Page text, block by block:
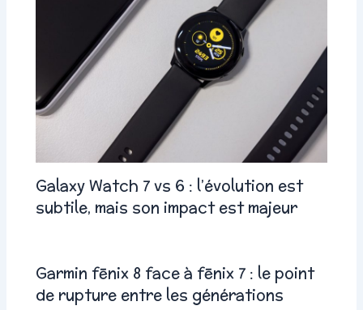
Galaxy Watch 7 vs 6 : l’évolution est
subtile, mais son impact est majeur
Garmin fēnix 8 face à fēnix 7 : le point
de rupture entre les générations